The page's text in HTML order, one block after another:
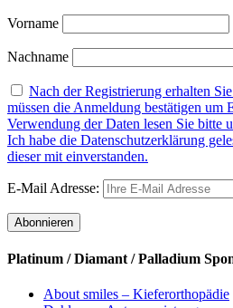
Vorname
Nachname
Nach der Registrierung erhalten
müssen die Anmeldung bestätigen um
Verwendung der Daten lesen Sie bitte
Ich habe die Datenschutzerklärung
dieser mit einverstanden.
E-Mail Adresse:
Platinum / Diamant / Palladium
About smiles – Kieferorthopädie